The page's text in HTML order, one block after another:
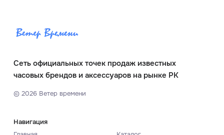
Сеть официальных точек продаж известных
часовых брендов и аксессуаров на рынке РК
© 2026Ветер времени
Навигация